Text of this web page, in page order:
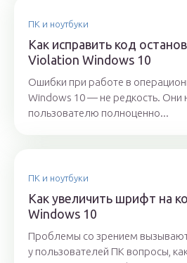
ПК и ноутбуки
Как исправить код
Violation Windows 10
Ошибки при работе в
Windows 10 — не редкость. Они
пользователю полноценно...
ПК и ноутбуки
Как увеличить шрифт на
Windows 10
Проблемы со зрением
у пользователей ПК вопросы,